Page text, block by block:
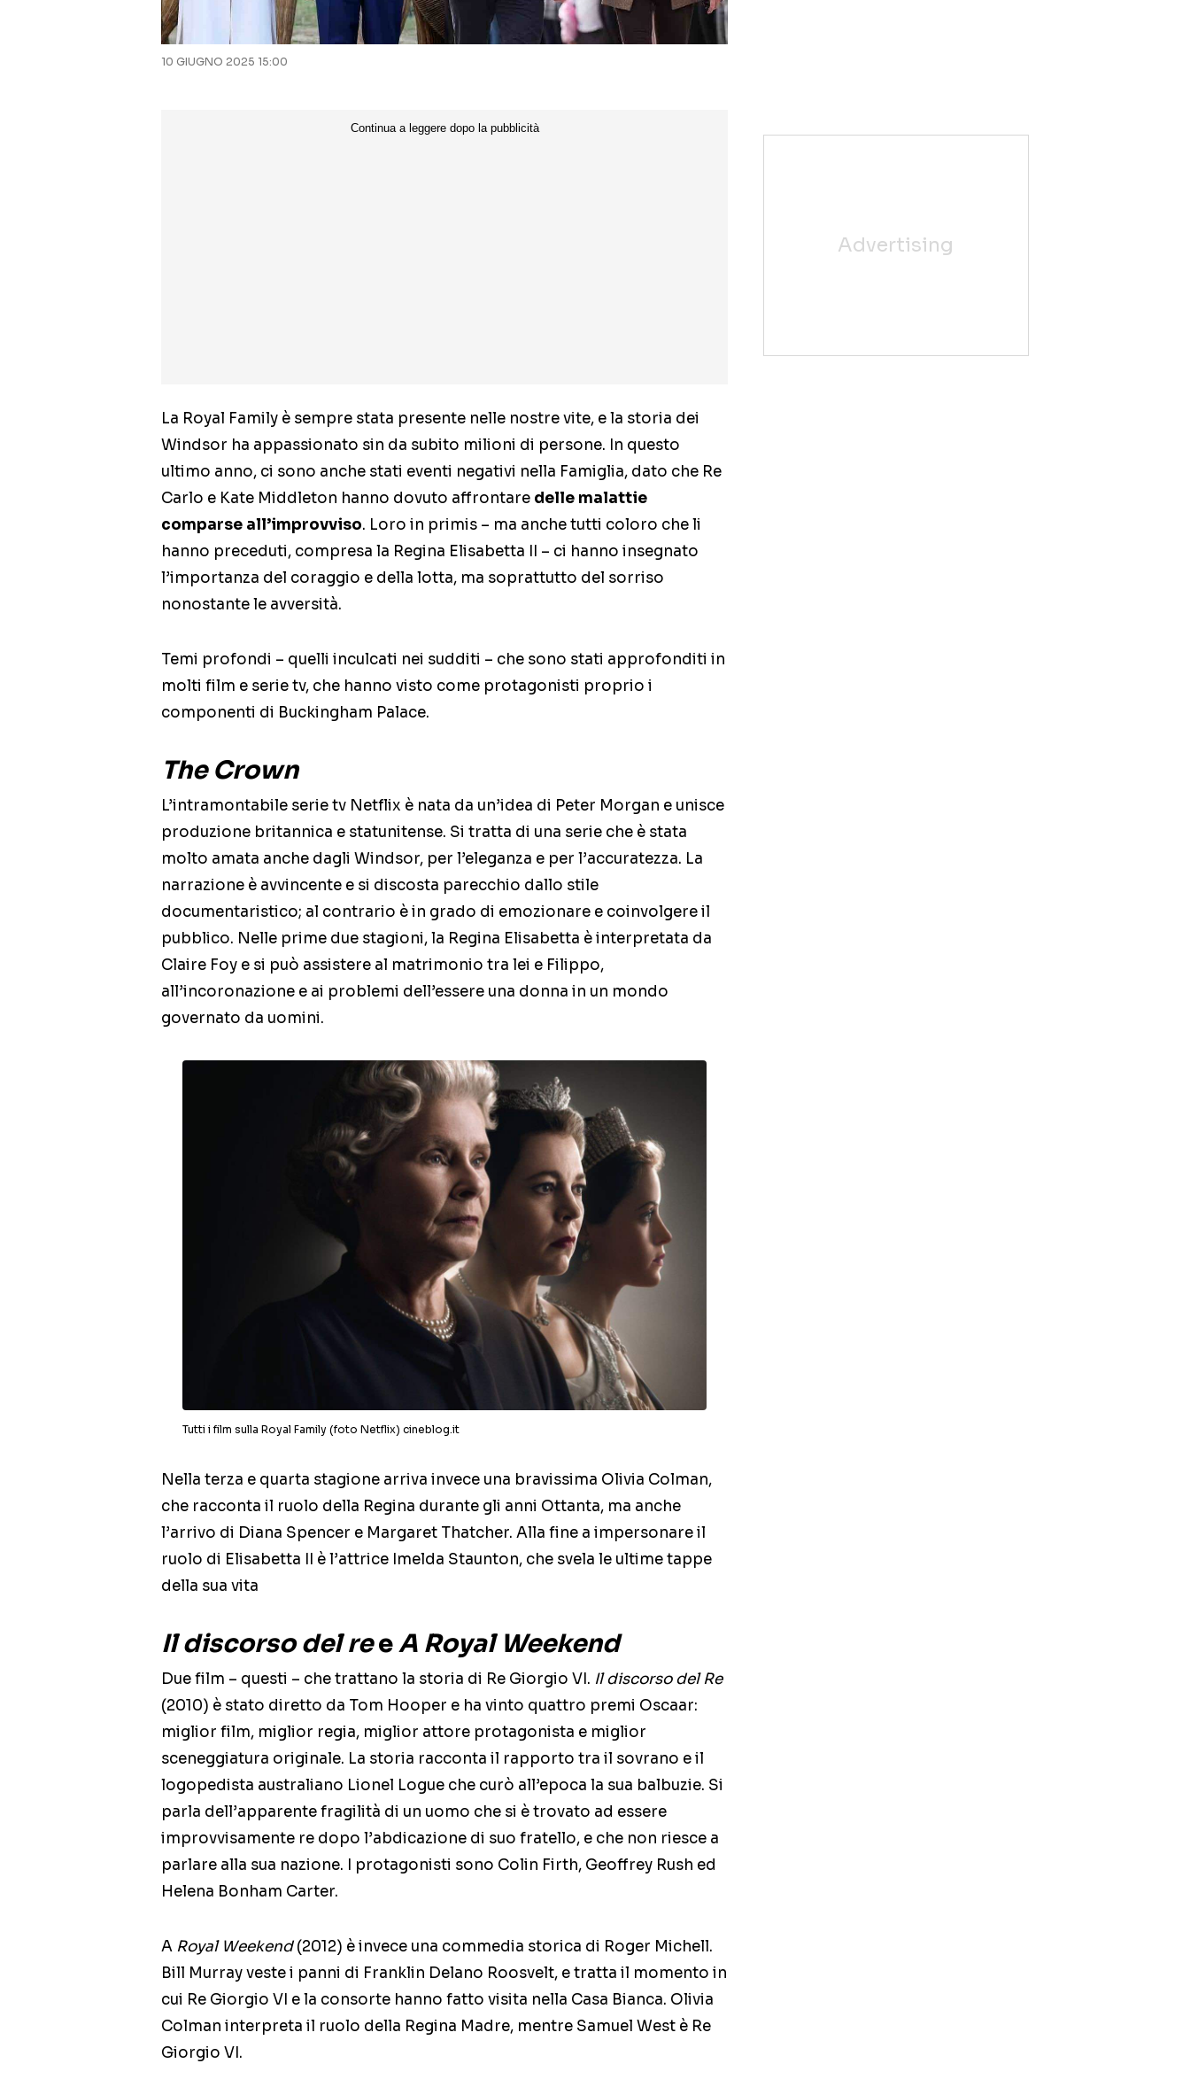
10 GIUGNO 2025 15:00
La Royal Family è sempre stata presente nelle nostre vite, e la storia dei
Windsor ha appassionato sin da subito milioni di persone. In questo
ultimo anno, ci sono anche stati eventi negativi nella Famiglia, dato che Re
Carlo e Kate Middleton hanno dovuto affrontare delle malattie
comparse all’improvviso. Loro in primis – ma anche tutti coloro che li
hanno preceduti, compresa la Regina Elisabetta II – ci hanno insegnato
l’importanza del coraggio e della lotta, ma soprattutto del sorriso
nonostante le avversità.
Temi profondi – quelli inculcati nei sudditi – che sono stati approfonditi in
molti film e serie tv, che hanno visto come protagonisti proprio i
componenti di Buckingham Palace.
The Crown
L’intramontabile serie tv Netflix è nata da un’idea di Peter Morgan e unisce
produzione britannica e statunitense. Si tratta di una serie che è stata
molto amata anche dagli Windsor, per l’eleganza e per l’accuratezza. La
narrazione è avvincente e si discosta parecchio dallo stile
documentaristico; al contrario è in grado di emozionare e coinvolgere il
pubblico. Nelle prime due stagioni, la Regina Elisabetta è interpretata da
Claire Foy e si può assistere al matrimonio tra lei e Filippo,
all’incoronazione e ai problemi dell’essere una donna in un mondo
governato da uomini.
Tutti i film sulla Royal Family (foto Netflix) cineblog.it
Nella terza e quarta stagione arriva invece una bravissima Olivia Colman,
che racconta il ruolo della Regina durante gli anni Ottanta, ma anche
l’arrivo di Diana Spencer e Margaret Thatcher. Alla fine a impersonare il
ruolo di Elisabetta II è l’attrice Imelda Staunton, che svela le ultime tappe
della sua vita
Il discorso del reeA Royal Weekend
Due film – questi – che trattano la storia di Re Giorgio VI. Il discorso del Re
(2010) è stato diretto da Tom Hooper e ha vinto quattro premi Oscaar:
miglior film, miglior regia, miglior attore protagonista e miglior
sceneggiatura originale. La storia racconta il rapporto tra il sovrano e il
logopedista australiano Lionel Logue che curò all’epoca la sua balbuzie. Si
parla dell’apparente fragilità di un uomo che si è trovato ad essere
improvvisamente re dopo l’abdicazione di suo fratello, e che non riesce a
parlare alla sua nazione. I protagonisti sono Colin Firth, Geoffrey Rush ed
Helena Bonham Carter.
A Royal Weekend(2012) è invece una commedia storica di Roger Michell.
Bill Murray veste i panni di Franklin Delano Roosvelt, e tratta il momento in
cui Re Giorgio VI e la consorte hanno fatto visita nella Casa Bianca. Olivia
Colman interpreta il ruolo della Regina Madre, mentre Samuel West è Re
Giorgio VI.